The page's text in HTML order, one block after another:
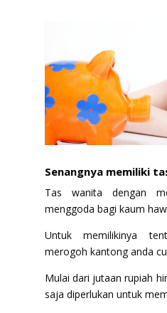
Senangnya memiliki
Tas wanita dengan
menggoda bagi kaum
Untuk memilikinya
merogoh kantong anda
Mulai dari jutaan rupiah
saja diperlukan untuk